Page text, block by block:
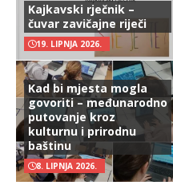
Kajkavski rječnik –
čuvar zavičajne riječi
19. LIPNJA 2026.
Kad bi mjesta mogla
govoriti – međunarodno
putovanje kroz
kulturnu i prirodnu
baštinu
8. LIPNJA 2026.